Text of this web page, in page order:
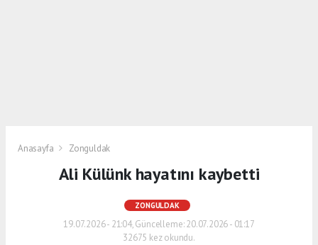
Anasayfa Zonguldak
Ali Külünk hayatını kaybetti
ZONGULDAK
19.07.2026 - 21:04, Güncelleme: 20.07.2026 - 01:17
32675 kez okundu.